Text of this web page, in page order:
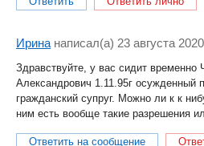
Ирина написал(a) 23 августа
Здравствуйте, у вас сидит временно
Александрович 1.11.95г осужденный
гражданский супруг. Можно ли к к
ним есть вообще такие разрешения
Ответить на сообщение